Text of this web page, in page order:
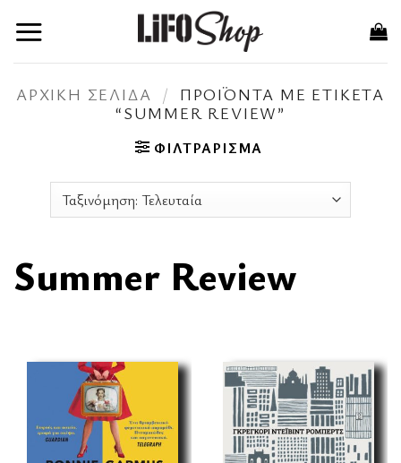
στο
ΑΡΧΙΚΉ ΣΕΛΊΔΑ /
ΠΡΟΪΌΝΤΑ ΜΕ ΕΤΙΚΈΤΑ
“SUMMER REVIEW”
ΦΙΛΤΡΆΡΙΣΜΑ
Summer Review